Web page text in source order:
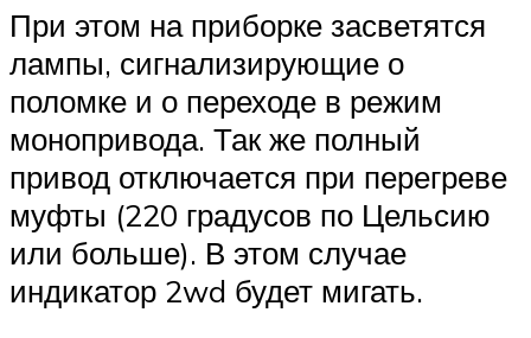
При этом на приборке засветятся
лампы, сигнализирующие о
поломке и о переходе в режим
монопривода. Так же полный
привод отключается при перегреве
муфты (220 градусов по Цельсию
или больше). В этом случае
индикатор 2wd будет мигать.